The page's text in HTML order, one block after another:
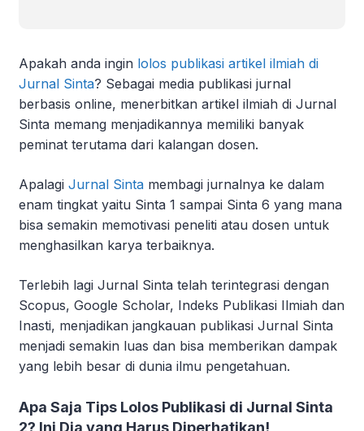
Apakah anda ingin lolos publikasi artikel ilmiah di
Jurnal Sinta? Sebagai media publikasi jurnal
berbasis online, menerbitkan artikel ilmiah di Jurnal
Sinta memang menjadikannya memiliki banyak
peminat terutama dari kalangan dosen.
Apalagi Jurnal Sinta membagi jurnalnya ke dalam
enam tingkat yaitu Sinta 1 sampai Sinta 6 yang mana
bisa semakin memotivasi peneliti atau dosen untuk
menghasilkan karya terbaiknya.
Terlebih lagi Jurnal Sinta telah terintegrasi dengan
Scopus, Google Scholar, Indeks Publikasi Ilmiah dan
Inasti, menjadikan jangkauan publikasi Jurnal Sinta
menjadi semakin luas dan bisa memberikan dampak
yang lebih besar di dunia ilmu pengetahuan.
Apa Saja Tips Lolos Publikasi di Jurnal Sinta
2? Ini Dia yang Harus Diperhatikan!